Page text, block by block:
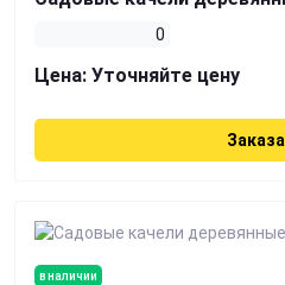
0
Цена: Уточняйте цену
в наличии